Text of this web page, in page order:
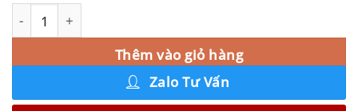
Xưởng Sản Xuất Tủ Quần Áo Chung Cư Màu 220MM số
Thêm vào giỏ hàng
Alternative:
Zalo Tư Vấn